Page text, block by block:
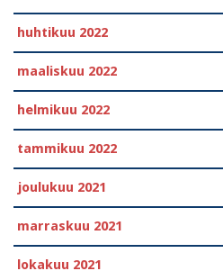
huhtikuu 2022
maaliskuu 2022
helmikuu 2022
tammikuu 2022
joulukuu 2021
marraskuu 2021
lokakuu 2021